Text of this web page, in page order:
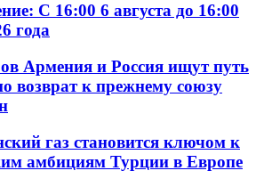
С 16:00 6 августа до 16:00
года
Армения и Россия ищут путь
возврат к прежнему союзу
газ становится ключом к
амбициям Турции в Европе